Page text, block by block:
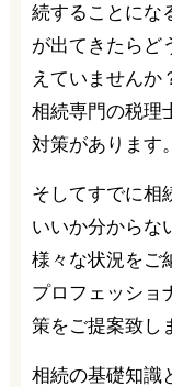
続することにな
が出てきたらど
えていませんか
相続専門の税理
対策があります。
そしてすでに相
いいか分からな
様々な状況をご
プロフェッショ
策をご提案致し
相続の基礎知識